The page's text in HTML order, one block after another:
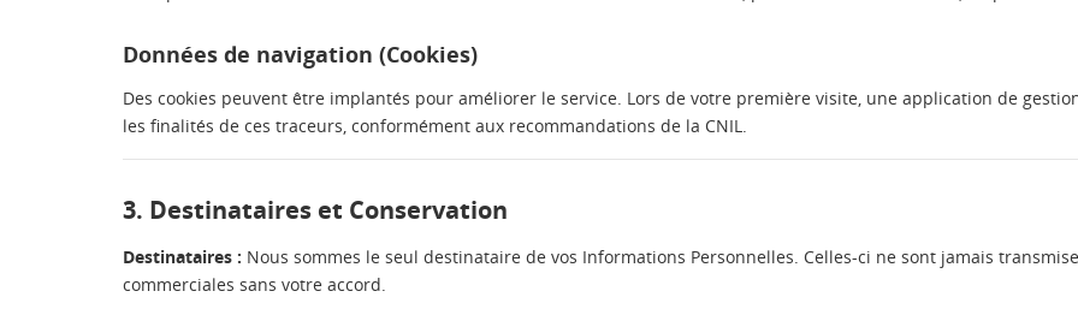
Données de navigation (Cookies)
Des cookies peuvent être implantés pour améliorer le service. Lors de votre première visite, une application de
les finalités de ces traceurs, conformément aux recommandations de la CNIL.
3. Destinataires et Conservation
Destinataires : Nous sommes le seul destinataire de vos Informations Personnelles. Celles-ci ne sont jamais
commerciales sans votre accord.
Annuler
Créer une liste d'envies